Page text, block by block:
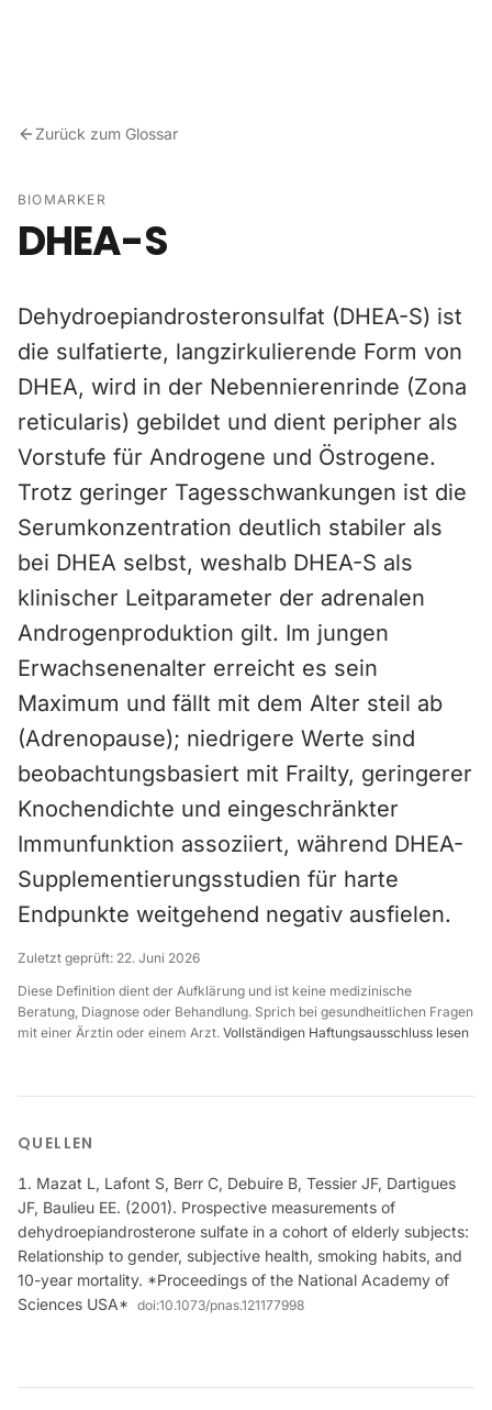
Zurück zum Glossar
BIOMARKER
DHEA-S
Dehydroepiandrosteronsulfat (DHEA-S) ist
die sulfatierte, langzirkulierende Form von
DHEA, wird in der Nebennierenrinde (Zona
reticularis) gebildet und dient peripher als
Vorstufe für Androgene und Östrogene.
Trotz geringer Tagesschwankungen ist die
Serumkonzentration deutlich stabiler als
bei DHEA selbst, weshalb DHEA-S als
klinischer Leitparameter der adrenalen
Androgenproduktion gilt. Im jungen
Erwachsenenalter erreicht es sein
Maximum und fällt mit dem Alter steil ab
(Adrenopause); niedrigere Werte sind
beobachtungsbasiert mit Frailty, geringerer
Knochendichte und eingeschränkter
Immunfunktion assoziiert, während DHEA-
Supplementierungsstudien für harte
Endpunkte weitgehend negativ ausfielen.
Zuletzt geprüft: 22. Juni 2026
Diese Definition dient der Aufklärung und ist keine medizinische
Beratung, Diagnose oder Behandlung. Sprich bei gesundheitlichen Fragen
mit einer Ärztin oder einem Arzt. Vollständigen Haftungsausschluss lesen
QUELLEN
Mazat L, Lafont S, Berr C, Debuire B, Tessier JF, Dartigues
JF, Baulieu EE. (2001). Prospective measurements of
dehydroepiandrosterone sulfate in a cohort of elderly subjects:
Relationship to gender, subjective health, smoking habits, and
10-year mortality. *Proceedings of the National Academy of
Sciences USA* doi:10.1073/pnas.121177998